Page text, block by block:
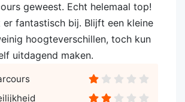
geweest. Echt helemaal top!
fantastisch bij. Blijft een kleine
hoogteverschillen, toch kun
uitdagend maken.